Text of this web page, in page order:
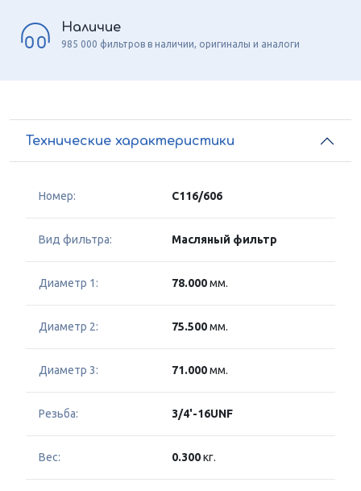
Наличие
985 000 фильтров в наличии, оригиналы и аналоги
Технические характеристики
Номер: C116/606
Вид фильтра: Масляный фильтр
Диаметр 1: 78.000мм.
Диаметр 2: 75.500мм.
Диаметр 3: 71.000мм.
Резьба: 3/4'-16UNF
Вес: 0.300кг.